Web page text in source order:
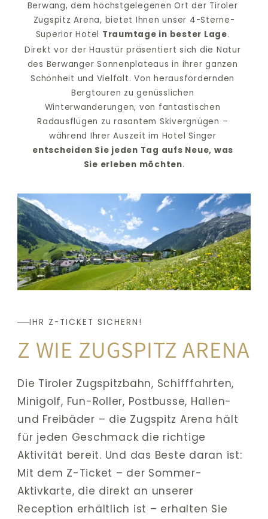
Berwang, dem höchstgelegenen Ort der Tiroler
Zugspitz Arena, bietet Ihnen unser 4-Sterne-
Superior Hotel Traumtage in bester Lage.
Direkt vor der Haustür präsentiert sich die Natur
des Berwanger Sonnenplateaus in ihrer ganzen
Schönheit und Vielfalt. Von herausfordernden
Bergtouren zu genüsslichen
Winterwanderungen, von fantastischen
Radausflügen zu rasantem Skivergnügen –
während Ihrer Auszeit im Hotel Singer
entscheiden Sie jeden Tag aufs Neue, was
Sie erleben möchten.
IHR Z-TICKET SICHERN!
Z WIE ZUGSPITZ ARENA
Die Tiroler Zugspitzbahn, Schifffahrten,
Minigolf, Fun-Roller, Postbusse, Hallen-
und Freibäder – die Zugspitz Arena hält
für jeden Geschmack die richtige
Aktivität bereit. Und das Beste daran ist:
Mit dem Z-Ticket – der Sommer-
Aktivkarte, die direkt an unserer
Reception erhältlich ist – erhalten Sie